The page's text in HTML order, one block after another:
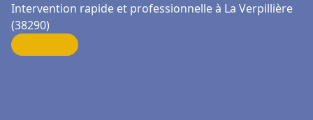
Intervention rapide et professionnelle à La Verpillière
(38290)